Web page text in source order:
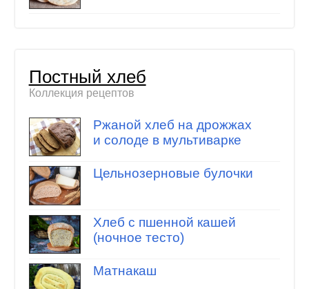
Постный хлеб
Коллекция рецептов
Ржаной хлеб на дрожжах
и солоде в мультиварке
Цельнозерновые булочки
Хлеб с пшенной кашей
(ночное тесто)
Матнакаш